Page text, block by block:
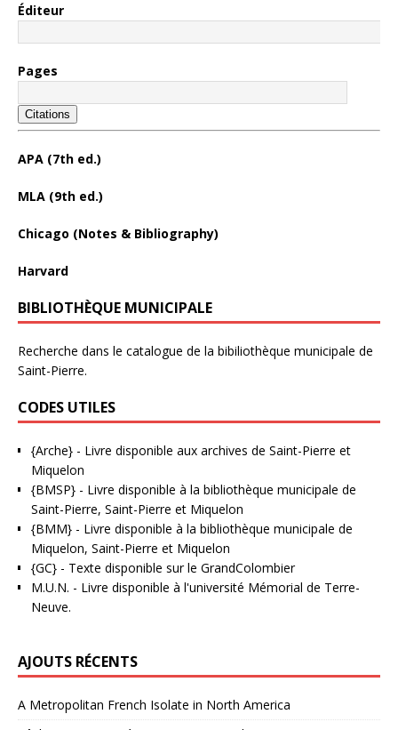
Éditeur
Pages
Citations
APA (7th ed.)
MLA (9th ed.)
Chicago (Notes & Bibliography)
Harvard
BIBLIOTHÈQUE MUNICIPALE
Recherche dans le catalogue de la bibiliothèque municipale de
Saint-Pierre.
CODES UTILES
{Arche} - Livre disponible aux archives de Saint-Pierre et
Miquelon
{BMSP} - Livre disponible à la bibliothèque municipale de
Saint-Pierre, Saint-Pierre et Miquelon
{BMM} - Livre disponible à la bibliothèque municipale de
Miquelon, Saint-Pierre et Miquelon
{GC} - Texte disponible sur le GrandColombier
M.U.N. - Livre disponible à l'université Mémorial de Terre-
Neuve.
AJOUTS RÉCENTS
A Metropolitan French Isolate in North America